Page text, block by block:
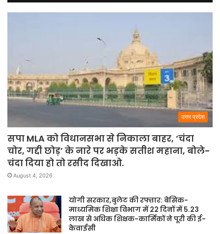
उत्तर प्रदेश
सपा MLA को विधानसभा से निकाला बाहर, ‘चंदा
चोर, गद्दी छोड़’ के नारे पर भड़के सतीश महाना, बोले-
चंदा दिया हो तो रसीद दिखाओ.
August 4, 2026
योगी सरकार,बुलेट की रफ्तार: बेसिक-
माध्यमिक शिक्षा विभाग में 22 दिनों में 5.23
लाख से अधिक शिक्षक-कार्मिकों ने पूरी की ई-
केवाईसी